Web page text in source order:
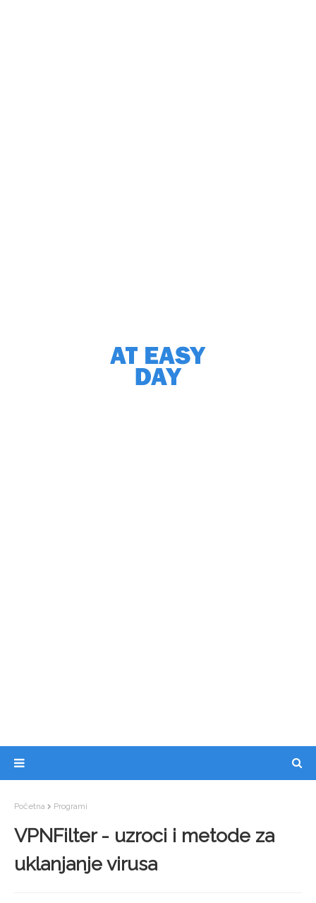
Početna Programi
VPNFilter - uzroci i metode za
uklanjanje virusa